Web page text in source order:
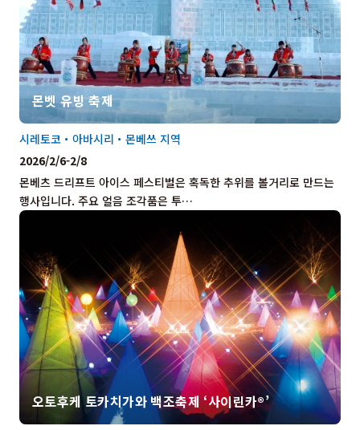
몬벳 유빙 축제
몬베츠 드리프트 아이스 페스티벌은 혹독한 추위를 볼거리로 만드는
행사입니다. 주요 얼음 조각품은 투…
시레토코・아바시리・몬베쓰 지역
2026/2/6-2/8
오토후케 토카치가와 백조축제 ‘사이린카®’